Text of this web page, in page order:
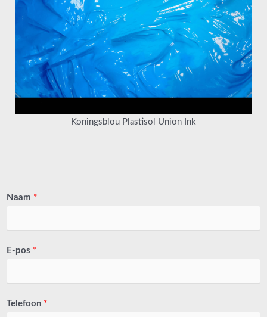
Koningsblou Plastisol Union Ink
Naam *
E-pos *
Telefoon *